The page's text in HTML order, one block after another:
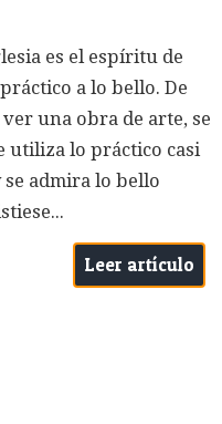
es el espíritu de
a lo bello. De
una obra de arte, se
utiliza lo práctico casi
admira lo bello
Leer artículo